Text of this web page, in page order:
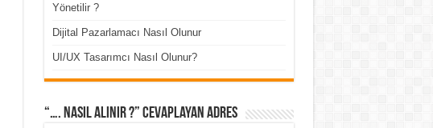
Yönetilir ?
Dijital Pazarlamacı Nasıl Olunur
UI/UX Tasarımcı Nasıl Olunur?
“…. Nasıl Alınır ?” cevaplayan adres